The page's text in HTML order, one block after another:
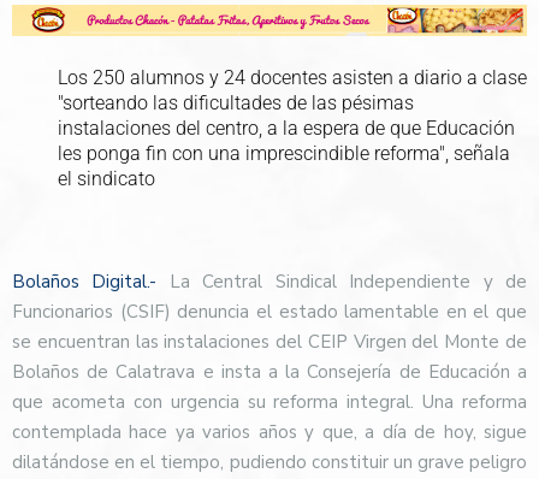
Los 250 alumnos y 24 docentes asisten a diario a clase
"sorteando las dificultades de las pésimas
instalaciones del centro, a la espera de que Educación
les ponga fin con una imprescindible reforma", señala
el sindicato
Bolaños Digital.- La Central Sindical Independiente y de
Funcionarios (CSIF) denuncia el estado lamentable en el que
se encuentran las instalaciones del CEIP Virgen del Monte de
Bolaños de Calatrava e insta a la Consejería de Educación a
que acometa con urgencia su reforma integral. Una reforma
contemplada hace ya varios años y que, a día de hoy, sigue
dilatándose en el tiempo, pudiendo constituir un grave peligro